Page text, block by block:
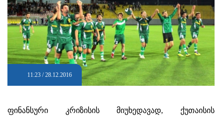
11:23 / 28.12.2016
ფინანსური კრიზისის მიუხედავად, ქუთაისის